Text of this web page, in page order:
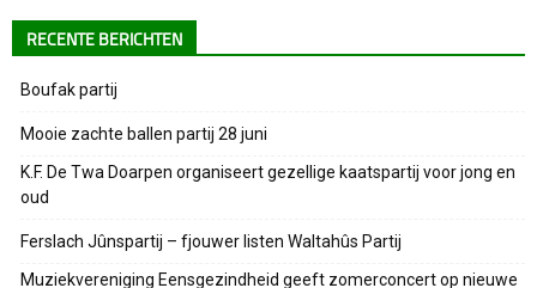
RECENTE BERICHTEN
Boufak partij
Mooie zachte ballen partij 28 juni
K.F. De Twa Doarpen organiseert gezellige kaatspartij voor jong en
oud
Ferslach Jûnspartij – fjouwer listen Waltahûs Partij
Muziekvereniging Eensgezindheid geeft zomerconcert op nieuwe